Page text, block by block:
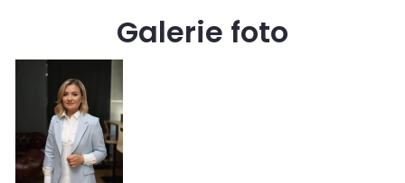
Galerie foto